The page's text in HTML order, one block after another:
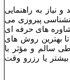
نیاز به راهنمایی
پیروزی می
های حرفه‌ ای
بهترین روش ‌های
سالم و مؤثر با
بیشتر یا رزرو وقت